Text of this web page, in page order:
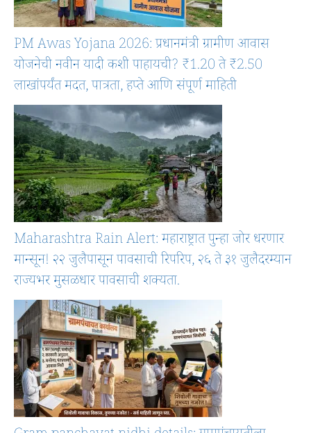
PM Awas Yojana 2026: प्रधानमंत्री ग्रामीण आवास
योजनेची नवीन यादी कशी पाहायची? ₹1.20 ते ₹2.50
लाखांपर्यंत मदत, पात्रता, हप्ते आणि संपूर्ण माहिती
Maharashtra Rain Alert: महाराष्ट्रात पुन्हा जोर धरणार
मान्सून! २२ जुलैपासून पावसाची रिपरिप, २६ ते ३१ जुलैदरम्यान
राज्यभर मुसळधार पावसाची शक्यता.